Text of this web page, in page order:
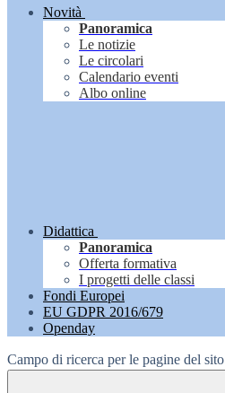
Novità
Panoramica
Le notizie
Le circolari
Calendario eventi
Albo online
Didattica
Panoramica
Offerta formativa
I progetti delle classi
Fondi Europei
EU GDPR 2016/679
Openday
Campo di ricerca per le pagine del sito